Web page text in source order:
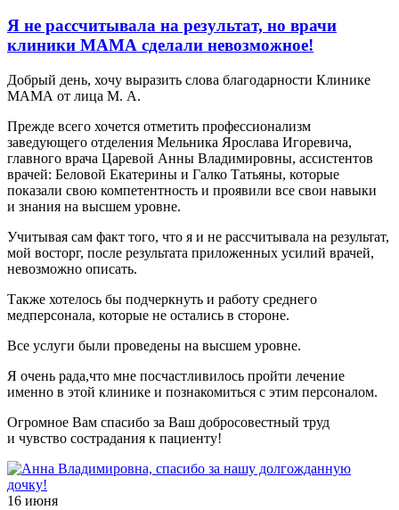
Я не рассчитывала на результат, но врачи
клиники МАМА сделали невозможное!
Добрый день, хочу выразить слова благодарности Клинике
МАМА от лица М. А.
Прежде всего хочется отметить профессионализм
заведующего отделения Мельника Ярослава Игоревича,
главного врача Царевой Анны Владимировны, ассистентов
врачей: Беловой Екатерины и Галко Татьяны, которые
показали свою компетентность и проявили все свои навыки
и знания на высшем уровне.
Учитывая сам факт того, что я и не рассчитывала на результат,
мой восторг, после результата приложенных усилий врачей,
невозможно описать.
Также хотелось бы подчеркнуть и работу среднего
медперсонала, которые не остались в стороне.
Все услуги были проведены на высшем уровне.
Я очень рада,что мне посчастливилось пройти лечение
именно в этой клинике и познакомиться с этим персоналом.
Огромное Вам спасибо за Ваш добросовестный труд
и чувство сострадания к пациенту!
16 июня